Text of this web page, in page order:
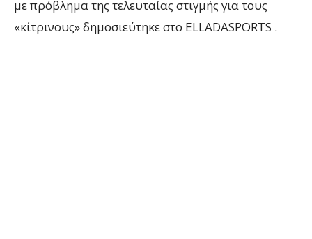
με πρόβλημα της τελευταίας στιγμής για τους
«κίτρινους» δημοσιεύτηκε στο ELLADASPORTS .